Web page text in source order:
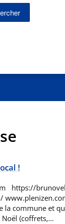
!
https://
la commune et
(coffrets,…